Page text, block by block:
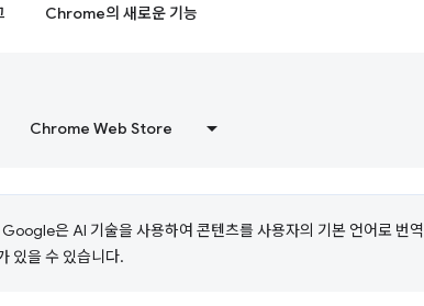
Chrome의 새로운 기능
Chrome Web Store
Google은 AI 기술을 사용하여 콘텐츠를 사용자의 기본 언어로 번역
있을 수 있습니다.